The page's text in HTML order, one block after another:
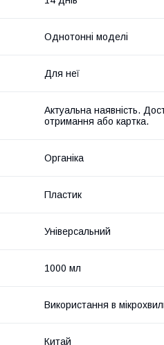
Однотонні моделі
Для неї
Актуальна наявність.
отримання або картка.
Органіка
Пластик
Універсальний
1000 мл
Використання в
Китай